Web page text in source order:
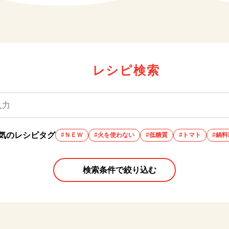
レシピ検索
のレシピタグ #ＮＥＷ #火を使わない #低糖質 #トマト #鍋料
検索条件で絞り込む